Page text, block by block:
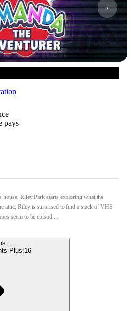
pays
house, Riley Park starts exploring what the
attic, Riley is surprised to find a stack of VHS
seem to be episod ...
Plus:16